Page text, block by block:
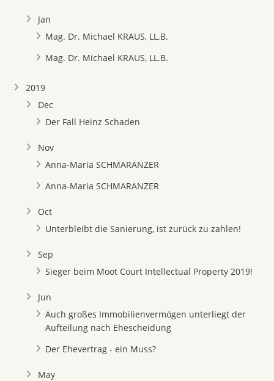
Jan
Mag. Dr. Michael KRAUS, LL.B.
Mag. Dr. Michael KRAUS, LL.B.
2019
Dec
Der Fall Heinz Schaden
Nov
Anna-Maria SCHMARANZER
Anna-Maria SCHMARANZER
Oct
Unterbleibt die Sanierung, ist zurück zu zahlen!
Sep
Sieger beim Moot Court Intellectual Property 2019!
Jun
Auch großes Immobilienvermögen unterliegt der
Aufteilung nach Ehescheidung
Der Ehevertrag - ein Muss?
May